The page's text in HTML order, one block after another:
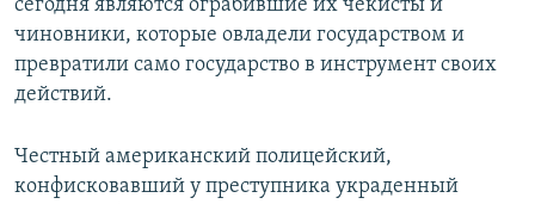
сегодня являются ограбившие их чекисты и
чиновники, которые овладели государством и
превратили само государство в инструмент своих
действий.
Честный американский полицейский,
конфисковавший у преступника украденный